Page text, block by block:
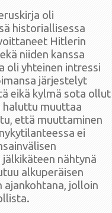
oli
historiallisessa
Hitlerin
niiden kanssa
yhteinen intressi
järjestelyt
eikä kylmä sota ollut
haluttu muuttaa
että muuttaminen
ei
nähtynä
alkuperäisen
jolloin